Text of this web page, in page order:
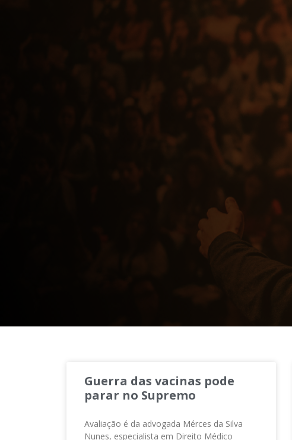
Guerra das vacinas pode
parar no Supremo
Avaliação é da advogada Mérces da Silva
Nunes, especialista em Direito Médico